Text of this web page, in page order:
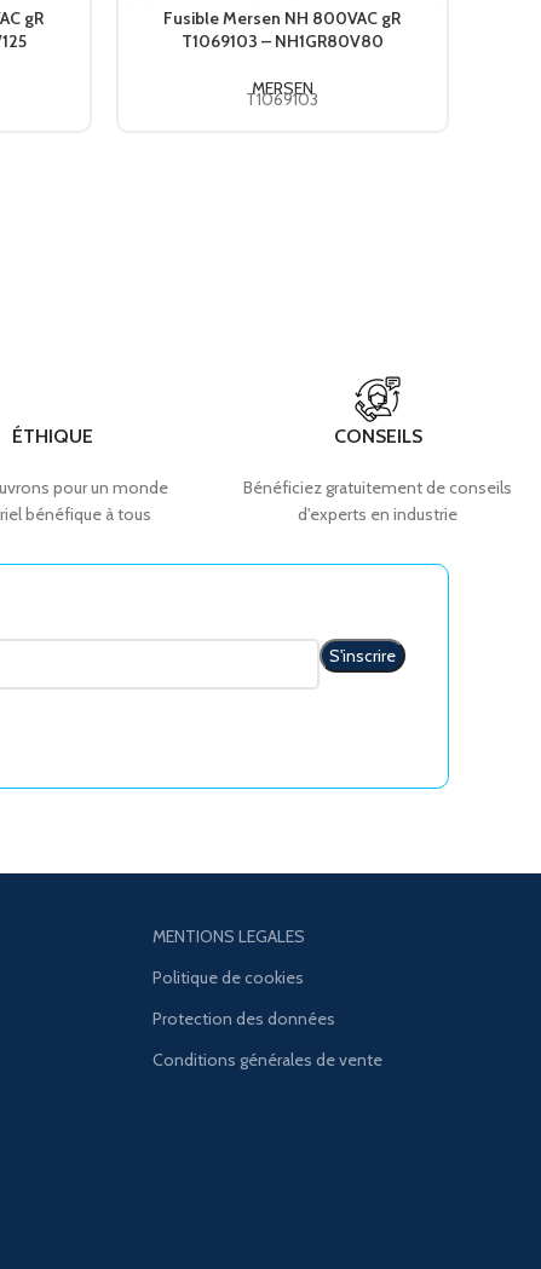
gR
Fusible Mersen NH 800VAC gR
T1069103 – NH1GR80V80
MERSEN
T1069103
ÉTHIQUE
pour un monde
bénéfique à tous
CONSEILS
Bénéficiez gratuitement de conseils
d'experts en industrie
MENTIONS LEGALES
Politique de cookies
Protection des données
Conditions générales de vente